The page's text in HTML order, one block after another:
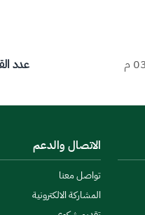
عدد
الاتصال والدعم
تواصل معنا
المشاركة الالكترونية